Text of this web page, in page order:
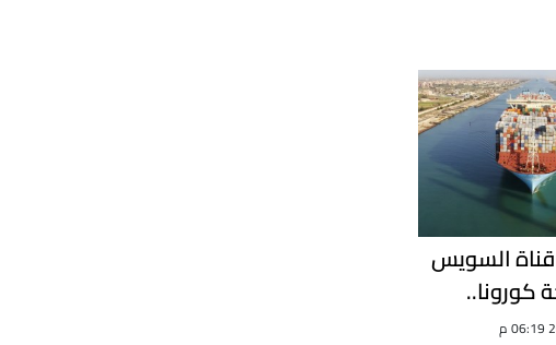
السويس
كورونا..
وحققنا نموًا 8% في حركة